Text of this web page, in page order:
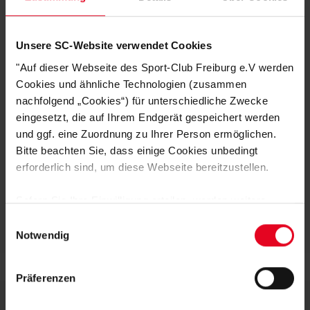
Unsere SC-Website verwendet Cookies
"Auf dieser Webseite des Sport-Club Freiburg e.V werden
Cookies und ähnliche Technologien (zusammen
nachfolgend „Cookies“) für unterschiedliche Zwecke
eingesetzt, die auf Ihrem Endgerät gespeichert werden
und ggf. eine Zuordnung zu Ihrer Person ermöglichen.
Bitte beachten Sie, dass einige Cookies unbedingt
erforderlich sind, um diese Webseite bereitzustellen.
Sofern Sie Ihre Einwilligung erteilen, werden weitere
Daten von Ihnen (z.B. persönlichen Identifikatoren oder
IP-Adressen) verarbeitet werden. Durch Klicken auf den
Speicherung aller aufgeführten Cookies und der
Notwendig
Präferenzen
Passform:Bequemer Schnitt mit verstellbaren Ärmelabschlüssen
Diese Steppjacke vereint Funktionalität und Fanliebe – ein absolutes Must-
have für jeden SC Freiburg-Anhänger, der auch bei kühleren Temperaturen
Flagge zeigen möchte!
HERSTELLERANGABEN
KUNDENBEWERTUNGEN (18)